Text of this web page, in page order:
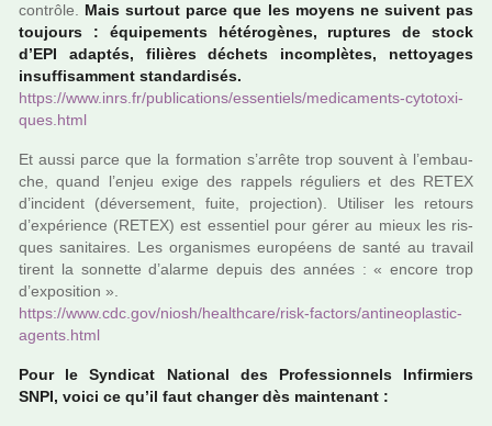
contrôle. Mais sur­tout parce que les moyens ne sui­vent pas
tou­jours : équipements hété­ro­gè­nes, rup­tu­res de stock
d’EPI adap­tés, filiè­res déchets incom­plè­tes, net­toya­ges
insuf­fi­sam­ment stan­dar­di­sés.
https://www.inrs.fr/publi­ca­tions/essen­tiels/medi­ca­ments-cyto­toxi­
ques.html
Et aussi parce que la for­ma­tion s’arrête trop sou­vent à l’embau­
che, quand l’enjeu exige des rap­pels régu­liers et des RETEX
d’inci­dent (déver­se­ment, fuite, pro­jec­tion). Utiliser les retours
d’expé­rience (RETEX) est essen­tiel pour gérer au mieux les ris­
ques sani­tai­res. Les orga­nis­mes euro­péens de santé au tra­vail
tirent la son­nette d’alarme depuis des années : « encore trop
d’expo­si­tion ».
https://www.cdc.gov/niosh/heal­th­care/risk-fac­tors/anti­neo­plas­tic-
agents.html
Pour le Syndicat National des Professionnels Infirmiers
SNPI, voici ce qu’il faut chan­ger dès main­te­nant :